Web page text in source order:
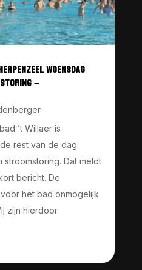
WOENSDAG
–
’t Willaer is
rest van de dag
Dat meldt
bericht. De
het bad onmogelijk
zijn hierdoor